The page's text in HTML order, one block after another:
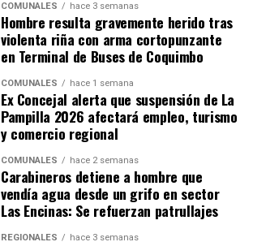
COMUNALES hace 3 semanas
Hombre resulta gravemente herido tras
violenta riña con arma cortopunzante
en Terminal de Buses de Coquimbo
COMUNALES hace 1 semana
Ex Concejal alerta que suspensión de La
Pampilla 2026 afectará empleo, turismo
y comercio regional
COMUNALES hace 2 semanas
Carabineros detiene a hombre que
vendía agua desde un grifo en sector
Las Encinas: Se refuerzan patrullajes
REGIONALES hace 3 semanas